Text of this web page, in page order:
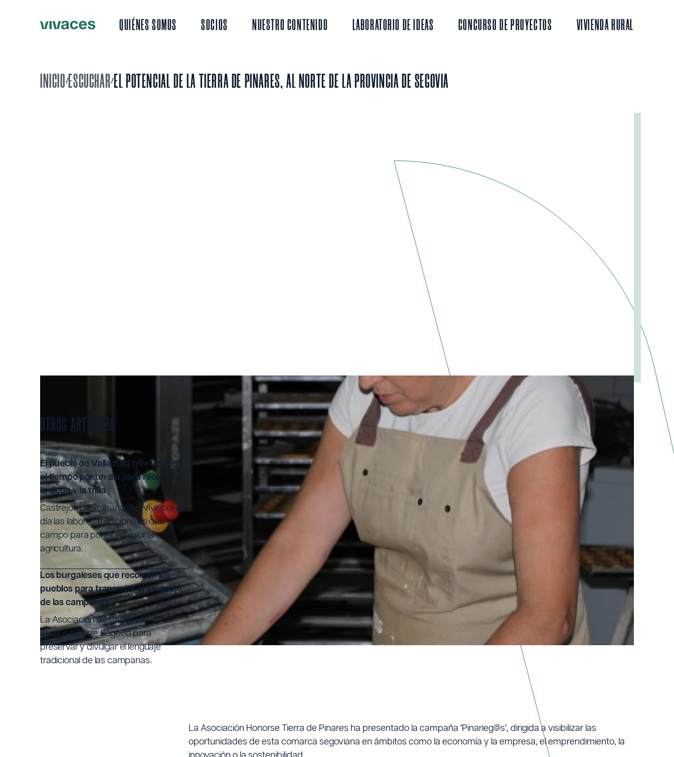
QUIÉNES SOMOS SOCIOS NUESTRO CONTENIDO LABORATORIO DE IDEAS CONCURSO DE PROYECTOS VIVIENDA RURAL
INICIO/ESCUCHAR/ EL POTENCIAL DE LA TIERRA DE PINARES, AL NORTE DE LA PROVINCIA DE SEGOVIA
OTROS ARTÍCULOS
El pueblo de Valladolid que viaja en
el tiempo por un día para recuperar
la siega y la trilla
Castrejón de Trabancos revive por un
día las labores tradicionales del
campo para poner en valor la
agricultura.
Los burgaleses que recorren los
pueblos para transmitir el lenguaje
de las campanas
La Asociación de Campaneros de
Burgos recorre Segovia para
preservar y divulgar el lenguaje
tradicional de las campanas.
EL POTENCIAL DE LA TIERRA DE PINARES, AL NORTE DE LA PROVINCIA DE
SEGOVIA
Escrito por:Vivaces
Fecha de Publicación:17/10/2022
La Asociación Honorse Tierra de Pinares ha presentado la campaña ‘Pinarieg@s’, dirigida a visibilizar las
oportunidades de esta comarca segoviana en ámbitos como la economía y la empresa, el emprendimiento, la